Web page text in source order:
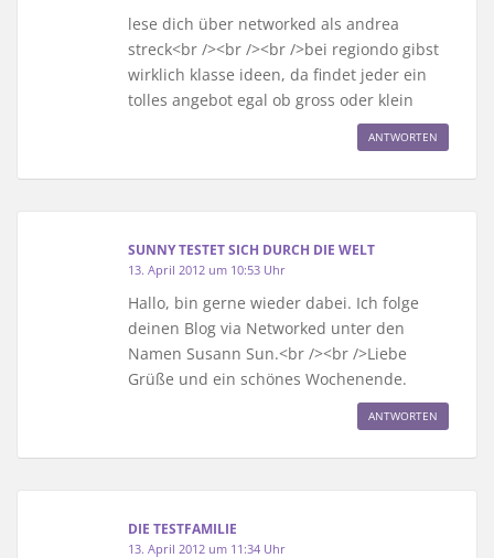
lese dich über networked als andrea
streck<br /><br /><br />bei regiondo gibst
wirklich klasse ideen, da findet jeder ein
tolles angebot egal ob gross oder klein
ANTWORTEN
SUNNY TESTET SICH DURCH DIE WELT
13. April 2012 um 10:53 Uhr
Hallo, bin gerne wieder dabei. Ich folge
deinen Blog via Networked unter den
Namen Susann Sun.<br /><br />Liebe
Grüße und ein schönes Wochenende.
ANTWORTEN
DIE TESTFAMILIE
13. April 2012 um 11:34 Uhr